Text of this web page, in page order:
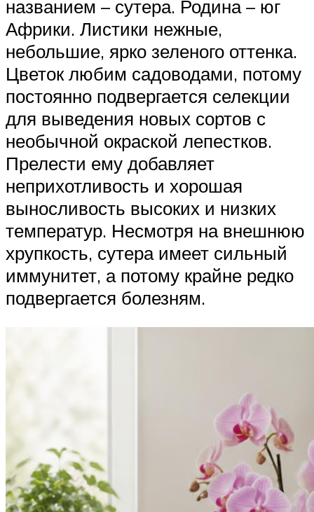
названием – сутера. Родина – юг
Африки. Листики нежные,
небольшие, ярко зеленого оттенка.
Цветок любим садоводами, потому
постоянно подвергается селекции
для выведения новых сортов с
необычной окраской лепестков.
Прелести ему добавляет
неприхотливость и хорошая
выносливость высоких и низких
температур. Несмотря на внешнюю
хрупкость, сутера имеет сильный
иммунитет, а потому крайне редко
подвергается болезням.